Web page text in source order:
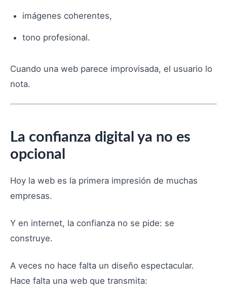
imágenes coherentes,
tono profesional.
Cuando una web parece improvisada, el usuario lo
nota.
La confianza digital ya no es
opcional
Hoy la web es la primera impresión de muchas
empresas.
Y en internet, la confianza no se pide: se
construye.
A veces no hace falta un diseño espectacular.
Hace falta una web que transmita: